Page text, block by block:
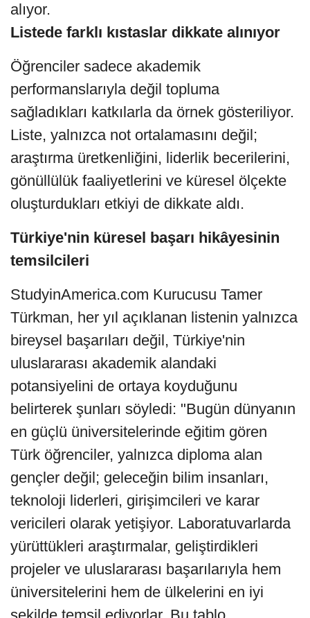
alıyor.
Listede farklı kıstaslar dikkate alınıyor
Öğrenciler sadece akademik
performanslarıyla değil topluma
sağladıkları katkılarla da örnek gösteriliyor.
Liste, yalnızca not ortalamasını değil;
araştırma üretkenliğini, liderlik becerilerini,
gönüllülük faaliyetlerini ve küresel ölçekte
oluşturdukları etkiyi de dikkate aldı.
Türkiye'nin küresel başarı hikâyesinin
temsilcileri
StudyinAmerica.com Kurucusu Tamer
Türkman, her yıl açıklanan listenin yalnızca
bireysel başarıları değil, Türkiye'nin
uluslararası akademik alandaki
potansiyelini de ortaya koyduğunu
belirterek şunları söyledi: "Bugün dünyanın
en güçlü üniversitelerinde eğitim gören
Türk öğrenciler, yalnızca diploma alan
gençler değil; geleceğin bilim insanları,
teknoloji liderleri, girişimcileri ve karar
vericileri olarak yetişiyor. Laboratuvarlarda
yürüttükleri araştırmalar, geliştirdikleri
projeler ve uluslararası başarılarıyla hem
üniversitelerini hem de ülkelerini en iyi